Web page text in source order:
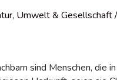
Umwelt & Gesellschaft/
sind Menschen, die